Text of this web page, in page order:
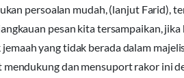
persoalan mudah, (lanjut Farid),
pesan kita tersampaikan,
yang tidak berada dalam
dan mensuport rakor ini